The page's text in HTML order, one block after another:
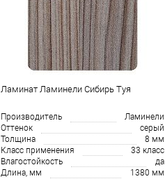
Ламинат Ламинели Сибирь Туя
Производитель
Ламинели
Оттенок
серый
Толщина
8 мм
Класс применения
33 класс
Влагостойкость
да
Длина, мм
1380 мм